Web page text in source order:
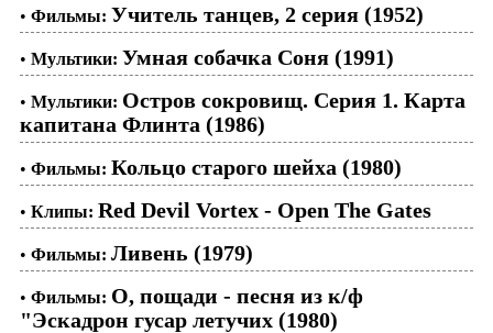
• Фильмы: Учитель танцев, 2 серия (1952)
• Мультики: Умная собачка Соня (1991)
• Мультики: Остров сокровищ. Серия 1. Карта
капитана Флинта (1986)
• Фильмы: Кольцо старого шейха (1980)
• Клипы: Red Devil Vortex - Open The Gates
• Фильмы: Ливень (1979)
• Фильмы: О, пощади - песня из к/ф
"Эскадрон гусар летучих (1980)